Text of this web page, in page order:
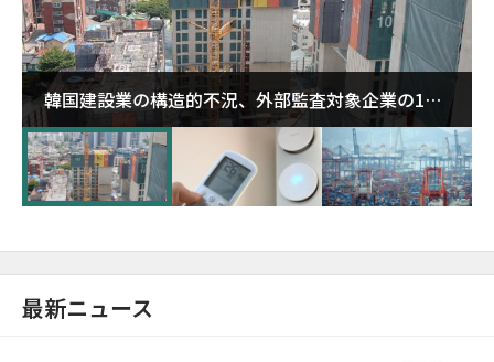
韓国建設業の構造的不況、外部監査対象企業の1割
超が「ゾンビ企業」に…5年で2.8倍増
最新ニュース